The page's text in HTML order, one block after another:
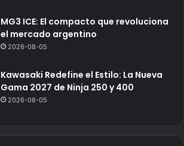
MG3 ICE: El compacto que revoluciona
el mercado argentino
2026-08-05
Kawasaki Redefine el Estilo: La Nueva
Gama 2027 de Ninja 250 y 400
2026-08-05